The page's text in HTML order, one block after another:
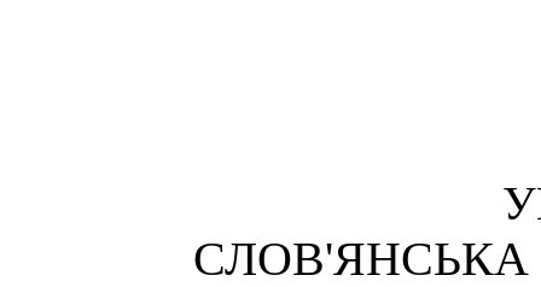
СЛОВ'ЯНСЬКА